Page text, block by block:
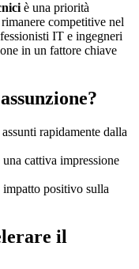
è una priorità
competitive nel
IT e ingegneri
in un fattore chiave
rapidamente dalla
cattiva impressione
impatto positivo sulla
il